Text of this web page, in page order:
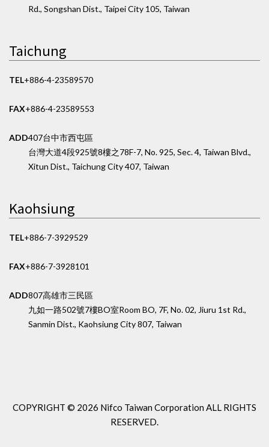
Rd., Songshan Dist., Taipei City 105, Taiwan
Taichung
TEL+886-4-23589570
FAX+886-4-23589553
ADD407台中市西屯區
台灣大道4段925號8樓之78F-7, No. 925, Sec. 4, Taiwan Blvd.,
Xitun Dist., Taichung City 407, Taiwan
Kaohsiung
TEL+886-7-3929529
FAX+886-7-3928101
ADD807高雄市三民區
九如一路502號7樓BO室Room BO, 7F, No. 02, Jiuru 1st Rd.,
Sanmin Dist., Kaohsiung City 807, Taiwan
COPYRIGHT © 2026 Nifco Taiwan Corporation ALL RIGHTS
RESERVED.